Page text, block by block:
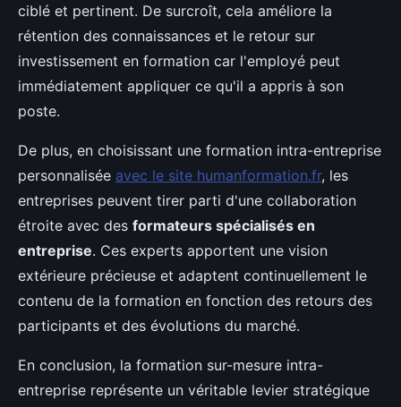
ciblé et pertinent. De surcroît, cela améliore la
rétention des connaissances et le retour sur
investissement en formation car l'employé peut
immédiatement appliquer ce qu'il a appris à son
poste.
De plus, en choisissant une formation intra-entreprise
personnalisée avec le site humanformation.fr, les
entreprises peuvent tirer parti d'une collaboration
étroite avec des formateurs spécialisés en
entreprise. Ces experts apportent une vision
extérieure précieuse et adaptent continuellement le
contenu de la formation en fonction des retours des
participants et des évolutions du marché.
En conclusion, la formation sur-mesure intra-
entreprise représente un véritable levier stratégique